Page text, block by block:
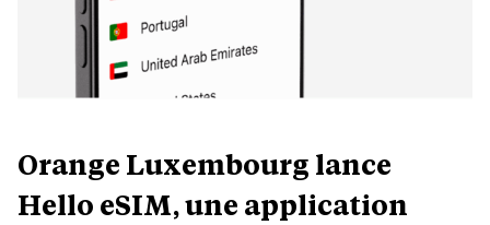
Orange Luxembourg lance
Hello eSIM, une application